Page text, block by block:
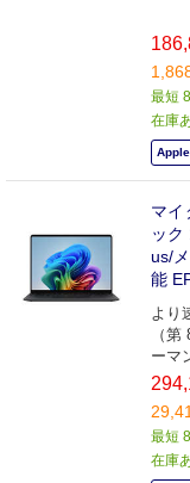
最短
在庫
マ
ッ
us/
能
より
（
ーマ
も、
最短
在庫